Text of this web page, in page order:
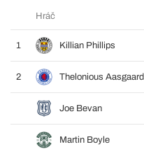
Hráč
1 Killian Phillips
2 Thelonious Aasgaard
Joe Bevan
Martin Boyle